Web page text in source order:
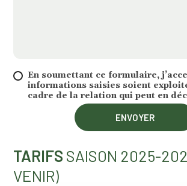
En soumettant ce formulaire,
informations saisies soient
cadre de la relation qui peut en
TARIFS SAISON 2025-
VENIR)